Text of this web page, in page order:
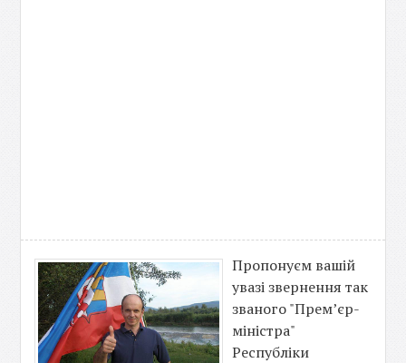
Пропонуєм вашій
увазі звернення так
званого "Прем’єр-
міністра"
Республіки